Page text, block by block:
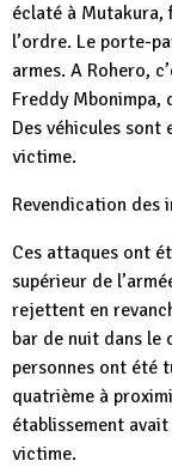
éclaté à Mutakura,
l’ordre. Le porte-
armes. A Rohero,
Freddy Mbonimpa,
Des véhicules sont
victime.
Revendication des
Ces attaques ont
supérieur de
rejettent en
bar de nuit dans le
personnes ont été
quatrième à
établissement
victime.